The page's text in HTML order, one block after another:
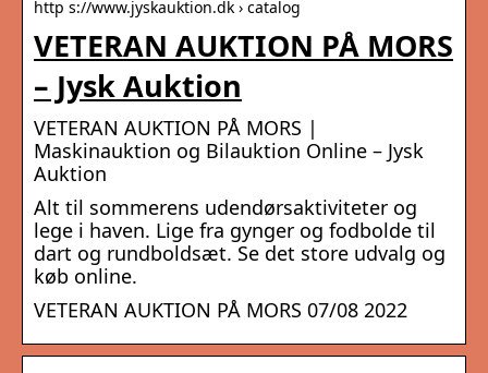
http s://www.jyskauktion.dk › catalog
VETERAN AUKTION PÅ MORS
– Jysk Auktion
VETERAN AUKTION PÅ MORS |
Maskinauktion og Bilauktion Online – Jysk
Auktion
Alt til sommerens udendørsaktiviteter og
lege i haven. Lige fra gynger og fodbolde til
dart og rundboldsæt. Se det store udvalg og
køb online.
VETERAN AUKTION PÅ MORS 07/08 2022